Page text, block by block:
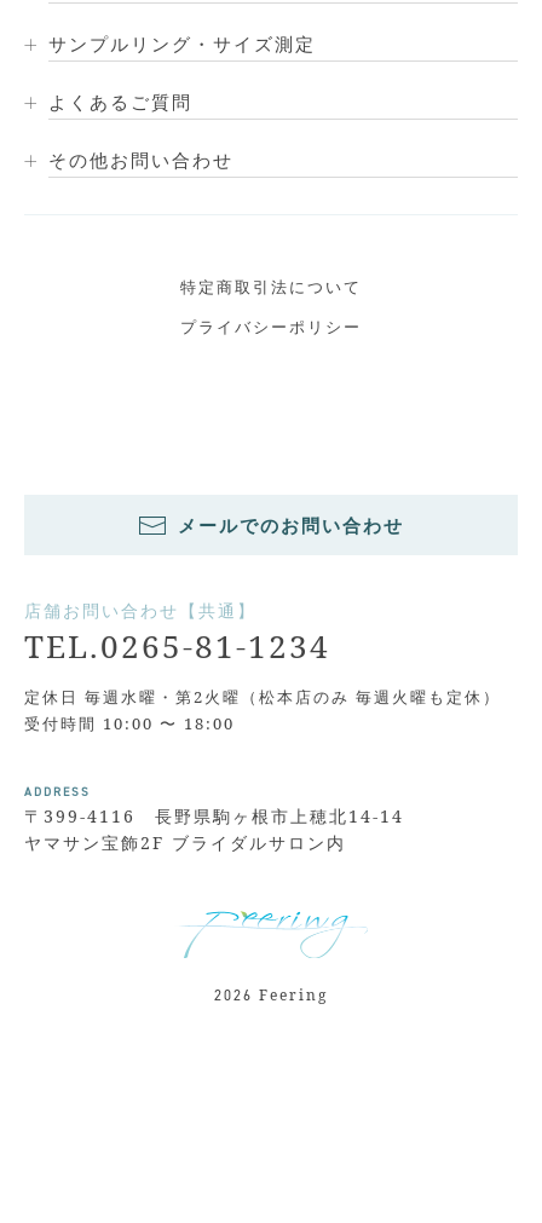
サンプルリング・サイズ測定
よくあるご質問
その他お問い合わせ
特定商取引法について
プライバシーポリシー
メールでのお問い合わせ
店舗お問い合わせ【共通】
TEL.0265-81-1234
定休日 毎週水曜・第2火曜（松本店のみ 毎週火曜も定休）
受付時間 10:00 〜 18:00
ADDRESS
〒399-4116 長野県駒ヶ根市上穂北14-14
ヤマサン宝飾2F ブライダルサロン内
2026 Feering